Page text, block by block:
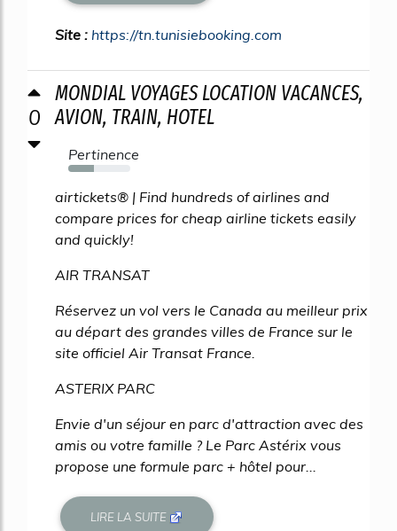
Site : https://tn.tunisiebooking.com
0
MONDIAL VOYAGES LOCATION VACANCES,
AVION, TRAIN, HOTEL
Pertinence
41%
airtickets® | Find hundreds of airlines and
compare prices for cheap airline tickets easily
and quickly!
AIR TRANSAT
Réservez un vol vers le Canada au meilleur prix
au départ des grandes villes de France sur le
site officiel Air Transat France.
ASTERIX PARC
Envie d'un séjour en parc d'attraction avec des
amis ou votre famille ? Le Parc Astérix vous
propose une formule parc + hôtel pour...
LIRE LA SUITE